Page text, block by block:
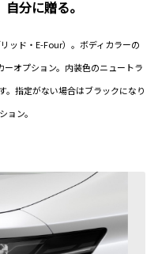
分に贈る。
ッド・E-Four）。ボディカラーの
オプション。内装色のニュートラ
。指定がない場合はブラックになり
ョン。